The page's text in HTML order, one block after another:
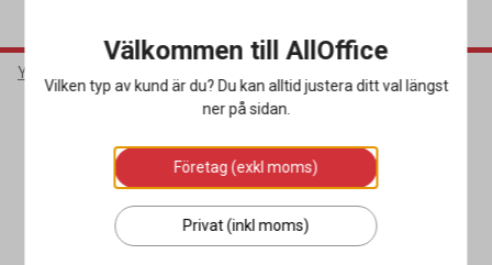
Yrkeskläder & Skydd
Välkommen till AllOffice
Vilken typ av kund är du? Du kan alltid justera ditt val längst
ner på sidan.
Företag (exkl moms)
Privat (inkl moms)